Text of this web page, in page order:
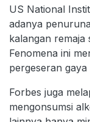
US National
adanya
kalangan remaja
Fenomena ini
pergeseran
Forbes juga
mengonsumsi